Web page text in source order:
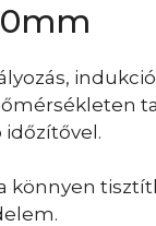
időzítővel.
könnyen